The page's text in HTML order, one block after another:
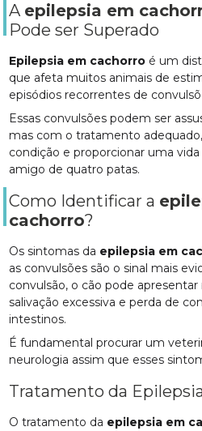
A epilepsia em
Pode ser Superado
Epilepsia em cachorro é um
que afeta muitos animais de
episódios recorrentes de
Essas convulsões podem ser
mas com o tratamento
condição e proporcionar uma
amigo de quatro patas.
Como Identificar a
cachorro?
Os sintomas da epilepsia em
as convulsões são o sinal mais
convulsão, o cão pode
salivação excessiva e perda de
intestinos.
É fundamental procurar um
neurologia assim que esses
Tratamento da
O tratamento da epilepsia em